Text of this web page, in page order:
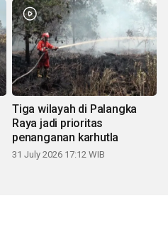
Tiga wilayah di Palangka
Raya jadi prioritas
penanganan karhutla
31 July 2026 17:12 WIB